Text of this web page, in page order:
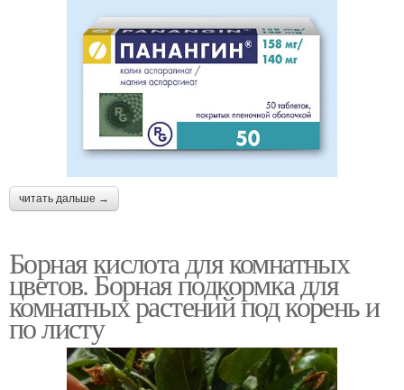
читать дальше →
Борная кислота для комнатных
цветов. Борная подкормка для
комнатных растений под корень и
по листу